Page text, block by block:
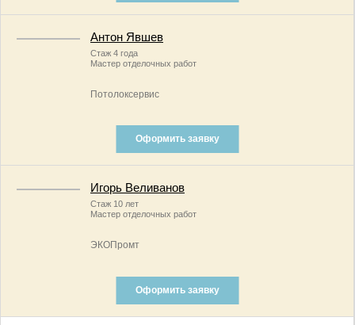
Антон Явшев
Стаж 4 года
Мастер отделочных работ
Потолоксервис
Оформить заявку
Игорь Веливанов
Стаж 10 лет
Мастер отделочных работ
ЭКОПромт
Оформить заявку